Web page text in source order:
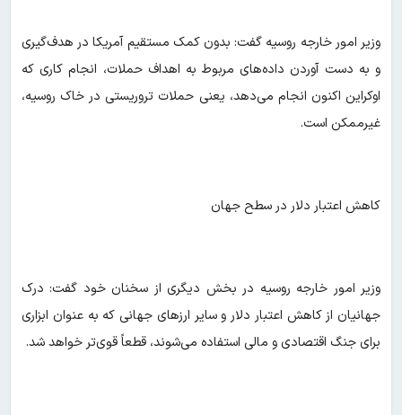
وزیر امور خارجه روسیه گفت:‌ بدون کمک مستقیم آمریکا در هدف‌گیری
و به دست آوردن داده‌های مربوط به اهداف حملات، انجام کاری که
اوکراین اکنون انجام می‌دهد، یعنی حملات تروریستی در خاک روسیه،
غیرممکن است.
کاهش اعتبار دلار در سطح جهان
وزیر امور خارجه روسیه در بخش دیگری از سخنان خود گفت: درک
جهانیان از کاهش اعتبار دلار و سایر ارزهای جهانی که به عنوان ابزاری
برای جنگ اقتصادی و مالی استفاده می‌شوند، قطعاً قوی‌تر خواهد شد.